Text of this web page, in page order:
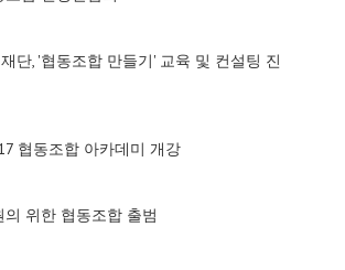
단, '협동조합 만들기' 교육 및 컨설팅 진
협동조합 아카데미 개강
위한 협동조합 출범